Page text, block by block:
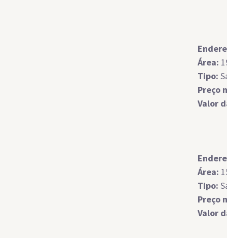
Área:
Tipo:
Preço
Valor
Área:
Tipo:
Preço
Valor